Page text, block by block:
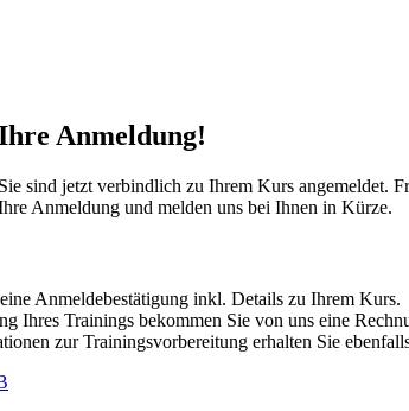
Anmeldung!
sind jetzt verbindlich zu Ihrem Kurs angemeldet.
Anmeldung und melden uns bei Ihnen in Kürze.
Anmeldebestätigung inkl. Details zu Ihrem Kurs.
Ihres Trainings bekommen Sie von uns eine
zur Trainingsvorbereitung erhalten Sie